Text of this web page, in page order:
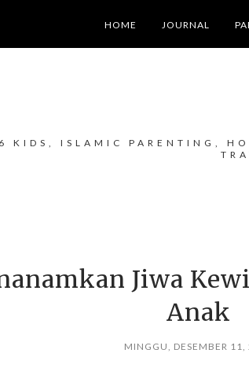
HOME JOURNAL
KIDS, ISLAMIC PARENTING,
Jiwa
Anak
MINGGU, DESEMBER 11,